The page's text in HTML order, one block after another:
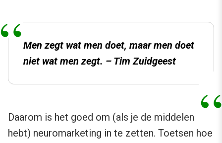
Men zegt wat men doet, maar men doet
niet wat men zegt. – Tim Zuidgeest
Daarom is het goed om (als je de middelen
hebt) neuromarketing in te zetten. Toetsen hoe